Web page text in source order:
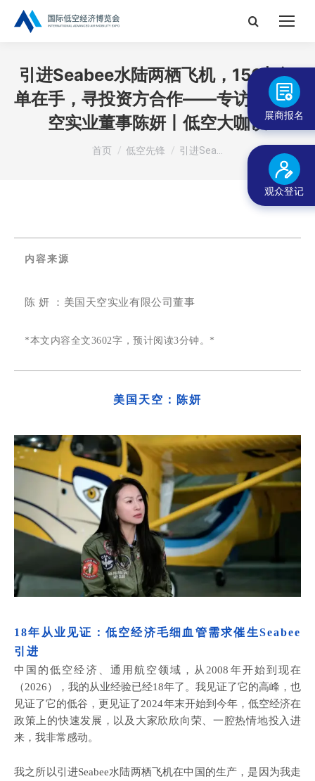
搜
引进Seabee水陆两栖飞机，150架订
单在手，寻投资方合作——专访美国天
空实业董事陈妍丨低空大咖谈
您在这里：
首页 低空先锋 引进Sea…
内容来源
陈 妍 ：美国天空实业有限公司董事
*本文内容全文3602字 ，预计阅读3分钟。 *
美国天空 ：陈妍
18年从业见证：低空经济毛细血管需求催生Seabee
引进
中国的低空经济、通用航空领域，从 2008年开始到现在
（2026），我的从业经验已经18年了。我见证了它的高峰，也
见证了它的低谷，更见证了2024年末开始到今年，低空经济在
政策上的快速发展，以及大家欣欣向荣、一腔热情地投入进
来，我非常感动。
我之所以引进Seabee水陆两栖飞机在中国的生产，是因为我走
展商报名
观众登记